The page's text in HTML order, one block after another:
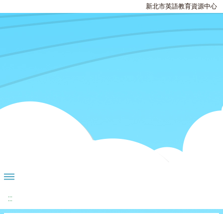
新北市英語教育資源中心
:::